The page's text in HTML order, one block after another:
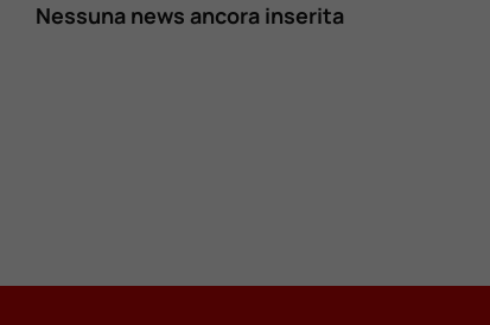
Nessuna news ancora inserita